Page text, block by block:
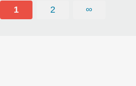
1 2 ∞